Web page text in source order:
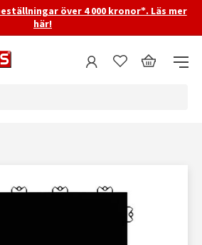
över 4 000 kronor*. Läs mer
här!